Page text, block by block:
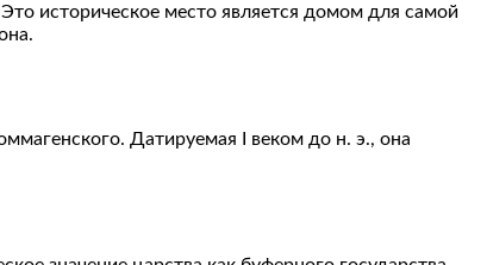
историческое место является домом для самой
Датируемая I веком до н. э., она